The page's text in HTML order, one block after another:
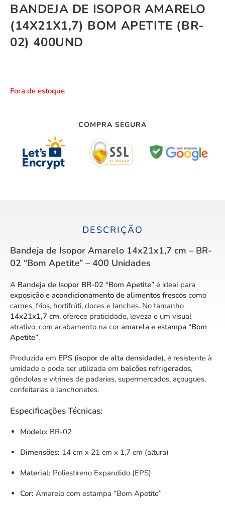
BANDEJA DE ISOPOR AMARELO
(14X21X1,7) BOM APETITE (BR-
02) 400UND
Fora de estoque
COMPRA SEGURA
DESCRIÇÃO
Bandeja de Isopor Amarelo 14x21x1,7 cm – BR-
02 “Bom Apetite” – 400 Unidades
A Bandeja de Isopor BR-02 “Bom Apetite” é ideal para
exposição e acondicionamento de alimentos frescos como
carnes, frios, hortifrúti, doces e lanches. No tamanho
14x21x1,7 cm, oferece praticidade, leveza e um visual
atrativo, com acabamento na cor amarela e estampa “Bom
Apetite”.
Produzida em EPS (isopor de alta densidade), é resistente à
umidade e pode ser utilizada em balcões refrigerados,
gôndolas e vitrines de padarias, supermercados, açougues,
confeitarias e lanchonetes.
Especificações Técnicas:
Modelo: BR-02
Dimensões: 14 cm x 21 cm x 1,7 cm (altura)
Material: Poliestireno Expandido (EPS)
Cor: Amarelo com estampa “Bom Apetite”